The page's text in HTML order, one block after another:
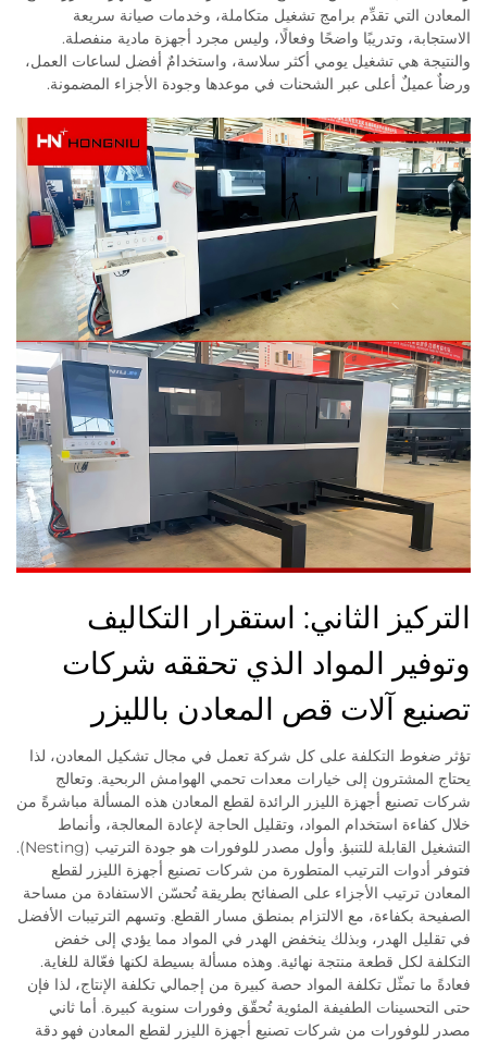
المعادن التي تقدِّم برامج تشغيل متكاملة، وخدمات صيانة سريعة
الاستجابة، وتدريبًا واضحًا وفعالًا، وليس مجرد أجهزة مادية منفصلة.
والنتيجة هي تشغيل يومي أكثر سلاسة، واستخدامٌ أفضل لساعات العمل،
ورضاٌ عميلٌ أعلى عبر الشحنات في موعدها وجودة الأجزاء المضمونة.
التركيز الثاني: استقرار التكاليف
وتوفير المواد الذي تحققه شركات
تصنيع آلات قص المعادن بالليزر
تؤثر ضغوط التكلفة على كل شركة تعمل في مجال تشكيل المعادن، لذا
يحتاج المشترون إلى خيارات معدات تحمي الهوامش الربحية. وتعالج
شركات تصنيع أجهزة الليزر الرائدة لقطع المعادن هذه المسألة مباشرةً من
خلال كفاءة استخدام المواد، وتقليل الحاجة لإعادة المعالجة، وأنماط
التشغيل القابلة للتنبؤ. وأول مصدر للوفورات هو جودة الترتيب (Nesting).
فتوفر أدوات الترتيب المتطورة من شركات تصنيع أجهزة الليزر لقطع
المعادن ترتيب الأجزاء على الصفائح بطريقة تُحسّن الاستفادة من مساحة
الصفيحة بكفاءة، مع الالتزام بمنطق مسار القطع. وتسهم الترتيبات الأفضل
في تقليل الهدر، وبذلك ينخفض الهدر في المواد مما يؤدي إلى خفض
التكلفة لكل قطعة منتجة نهائية. وهذه مسألة بسيطة لكنها فعّالة للغاية.
فعادةً ما تمثّل تكلفة المواد حصة كبيرة من إجمالي تكلفة الإنتاج، لذا فإن
حتى التحسينات الطفيفة المئوية تُحقّق وفورات سنوية كبيرة. أما ثاني
مصدر للوفورات من شركات تصنيع أجهزة الليزر لقطع المعادن فهو دقة